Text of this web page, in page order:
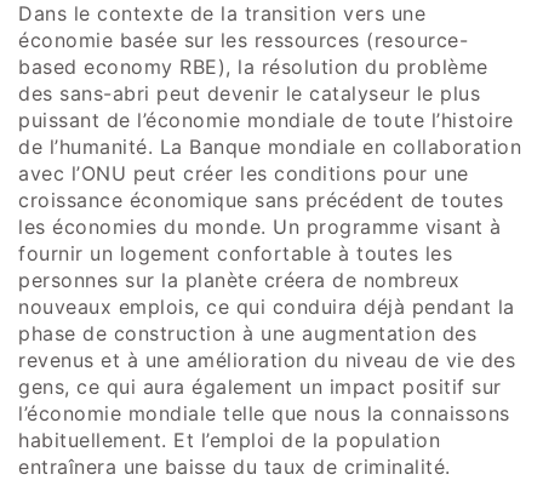
Dans le contexte de la transition vers une
économie basée sur les ressources (resource-
based economy RBE), la résolution du problème
des sans-abri peut devenir le catalyseur le plus
puissant de l’économie mondiale de toute l’histoire
de l’humanité. La Banque mondiale en collaboration
avec l’ONU peut créer les conditions pour une
croissance économique sans précédent de toutes
les économies du monde. Un programme visant à
fournir un logement confortable à toutes les
personnes sur la planète créera de nombreux
nouveaux emplois, ce qui conduira déjà pendant la
phase de construction à une augmentation des
revenus et à une amélioration du niveau de vie des
gens, ce qui aura également un impact positif sur
l’économie mondiale telle que nous la connaissons
habituellement. Et l’emploi de la population
entraînera une baisse du taux de criminalité.